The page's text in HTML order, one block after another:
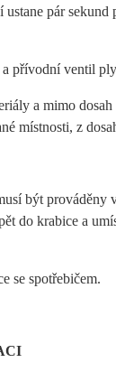
pár
a přívodní ventil
a mimo
místnosti, z
být prováděny
do krabice a
se spotřebičem.